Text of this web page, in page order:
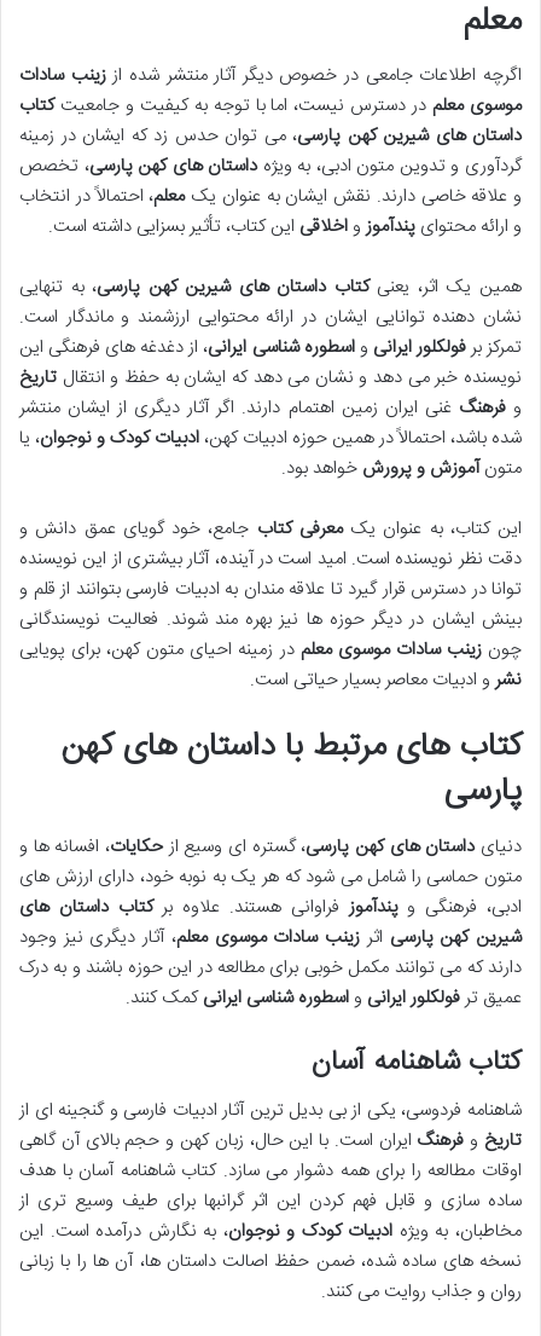
معلم
اگرچه اطلاعات جامعی در خصوص دیگر آثار منتشر شده اززینب سادات
موسوی معلم در دسترس نیست، اما با توجه به کیفیت و جامعیتکتاب
داستان های شیرین کهن پارسی، می توان حدس زد که ایشان در زمینه
گردآوری و تدوین متون ادبی، به ویژهداستان های کهن پارسی، تخصص
و علاقه خاصی دارند. نقش ایشان به عنوان یکمعلم، احتمالاً در انتخاب
و ارائه محتوای پندآموزواخلاقی این کتاب، تأثیر بسزایی داشته است.
همین یک اثر، یعنیکتاب داستان های شیرین کهن پارسی، به تنهایی
نشان دهنده توانایی ایشان در ارائه محتوایی ارزشمند و ماندگار است.
تمرکز برفولکلور ایرانی واسطوره شناسی ایرانی، از دغدغه های فرهنگی این
نویسنده خبر می دهد و نشان می دهد که ایشان به حفظ و انتقال تاریخ
وفرهنگ غنی ایران زمین اهتمام دارند. اگر آثار دیگری از ایشان منتشر
شده باشد، احتمالاً در همین حوزه ادبیات کهن، ادبیات کودک و نوجوان، یا
متونآموزش و پرورش خواهد بود.
این کتاب، به عنوان یکمعرفی کتاب جامع، خود گویای عمق دانش و
دقت نظر نویسنده است. امید است در آینده، آثار بیشتری از این نویسنده
توانا در دسترس قرار گیرد تا علاقه مندان به ادبیات فارسی بتوانند از قلم و
بینش ایشان در دیگر حوزه ها نیز بهره مند شوند. فعالیت نویسندگانی
چونزینب سادات موسوی معلم در زمینه احیای متون کهن، برای پویایی
نشرو ادبیات معاصر بسیار حیاتی است.
کتاب های مرتبط با داستان های کهن
پارسی
دنیایداستان های کهن پارسی، گستره ای وسیع ازحکایات، افسانه ها و
متون حماسی را شامل می شود که هر یک به نوبه خود، دارای ارزش های
ادبی، فرهنگی وپندآموز فراوانی هستند. علاوه برکتاب داستان های
شیرین کهن پارسی اثر زینب سادات موسوی معلم، آثار دیگری نیز وجود
دارند که می توانند مکمل خوبی برای مطالعه در این حوزه باشند و به درک
عمیق تر فولکلور ایرانی و اسطوره شناسی ایرانیکمک کنند.
کتاب شاهنامه آسان
شاهنامه فردوسی، یکی از بی بدیل ترین آثار ادبیات فارسی و گنجینه ای از
تاریخ و فرهنگ ایران است. با این حال، زبان کهن و حجم بالای آن گاهی
اوقات مطالعه را برای همه دشوار می سازد. کتاب شاهنامه آسان با هدف
ساده سازی و قابل فهم کردن این اثر گرانبها برای طیف وسیع تری از
مخاطبان، به ویژه ادبیات کودک و نوجوان، به نگارش درآمده است. این
نسخه های ساده شده، ضمن حفظ اصالت داستان ها، آن ها را با زبانی
روان و جذاب روایت می کنند.